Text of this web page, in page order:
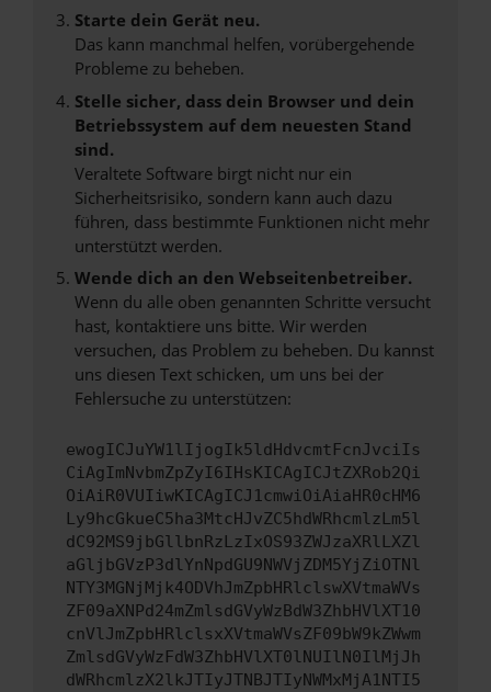
Starte dein Gerät neu.
Das kann manchmal helfen, vorübergehende
Probleme zu beheben.
Stelle sicher, dass dein Browser und dein
Betriebssystem auf dem neuesten Stand
sind.
Veraltete Software birgt nicht nur ein
Sicherheitsrisiko, sondern kann auch dazu
führen, dass bestimmte Funktionen nicht mehr
unterstützt werden.
Wende dich an den Webseitenbetreiber.
Wenn du alle oben genannten Schritte versucht
hast, kontaktiere uns bitte. Wir werden
versuchen, das Problem zu beheben. Du kannst
uns diesen Text schicken, um uns bei der
Fehlersuche zu unterstützen:
ewogICJuYW1lIjogIk5ldHdvcmtFcnJvciIs
CiAgImNvbmZpZyI6IHsKICAgICJtZXRob2Qi
OiAiR0VUIiwKICAgICJ1cmwiOiAiaHR0cHM6
Ly9hcGkueC5ha3MtcHJvZC5hdWRhcmlzLm5l
dC92MS9jbGllbnRzLzIxOS93ZWJzaXRlLXZl
aGljbGVzP3dlYnNpdGU9NWVjZDM5YjZiOTNl
NTY3MGNjMjk4ODVhJmZpbHRlclswXVtmaWVs
ZF09aXNPd24mZmlsdGVyWzBdW3ZhbHVlXT10
cnVlJmZpbHRlclsxXVtmaWVsZF09bW9kZWwm
ZmlsdGVyWzFdW3ZhbHVlXT0lNUIlN0IlMjJh
dWRhcmlzX2lkJTIyJTNBJTIyNWMxMjA1NTI5